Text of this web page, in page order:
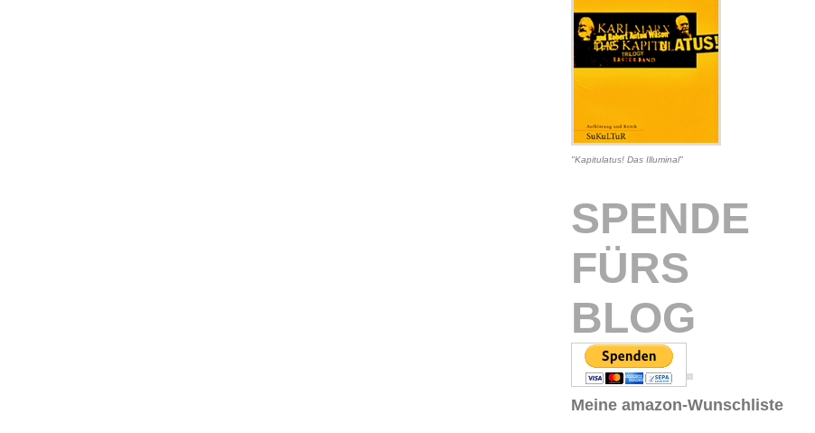
"Kapitulatus! Das Illuminal"
SPENDE
FÜRS
BLOG
Meine amazon-Wunschliste